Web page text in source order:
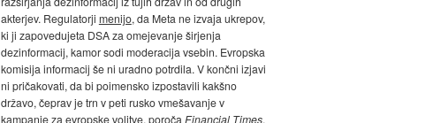
akterjev. Regulatorji menijo, da Meta ne izvaja ukrepov,
ki ji zapovedujeta DSA za omejevanje širjenja
dezinformacij, kamor sodi moderacija vsebin. Evropska
komisija informacij še ni uradno potrdila. V končni izjavi
ni pričakovati, da bi poimensko izpostavili kakšno
državo, čeprav je trn v peti rusko vmešavanje v
kampanje za evropske volitve, poroča Financial Times.